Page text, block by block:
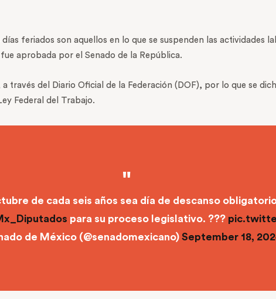
feriados son aquellos en lo que se suspenden las actividades
aprobada por el Senado de la República.
través del Diario Oficial de la Federación (DOF), por lo que se
Federal del Trabajo.
de cada seis años sea día de descanso
para su proceso legislativo. ???
de México (@senadomexicano) September 18,